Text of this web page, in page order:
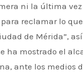
reclamar lo
de Mérida”,
ha mostrado el
ante los medios